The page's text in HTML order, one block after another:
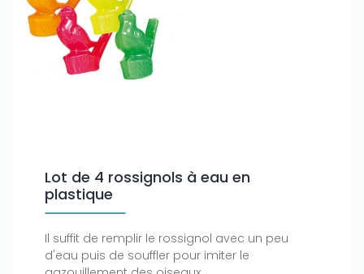
Lot de 4 rossignols à eau en
plastique
Il suffit de remplir le rossignol avec un peu
d'eau puis de souffler pour imiter le